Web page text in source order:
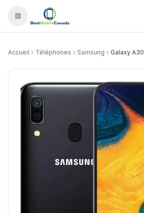
Accueil Téléphones Samsung Galaxy A30